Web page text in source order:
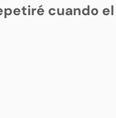
cuando